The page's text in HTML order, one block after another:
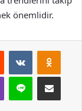
önemlidir.
Reddit VKontakte
Viber Line E-Posta ile